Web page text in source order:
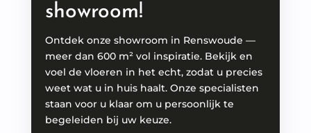
showroom!
Ontdek onze showroom in Renswoude —
meer dan 600 m² vol inspiratie. Bekijk en
voel de vloeren in het echt, zodat u precies
weet wat u in huis haalt. Onze specialisten
staan voor u klaar om u persoonlijk te
begeleiden bij uw keuze.